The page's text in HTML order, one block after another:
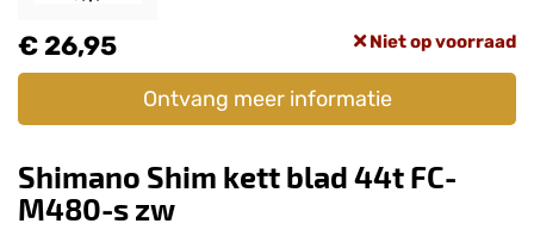
€ 26,95 Niet op voorraad
Ontvang meer informatie
Shimano Shim kett blad 44t FC-
M480-s zw